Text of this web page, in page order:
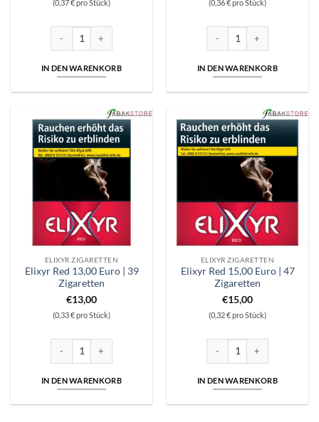
mit5
von
(0,37 € pro Stück)
Elixyr Red 7,30 Euro | 20 Zigaretten Menge
IN DEN WARENKORB
(0,36 € pro Stück)
Elixyr Red 9,00 Euro | 25
IN DEN WARENKORB
ELIXYR ZIGARETTEN
Elixyr Red 13,00 Euro | 39
Zigaretten
€13,00
(0,33 € pro Stück)
Elixyr Red 13,00 Euro | 39 Zigaretten Menge
IN DEN WARENKORB
ELIXYR ZIGARETTEN
Elixyr Red 15,00 Euro | 47
Zigaretten
€15,00
(0,32 € pro Stück)
Elixyr Red 15,00 Euro | 47
IN DEN WARENKORB